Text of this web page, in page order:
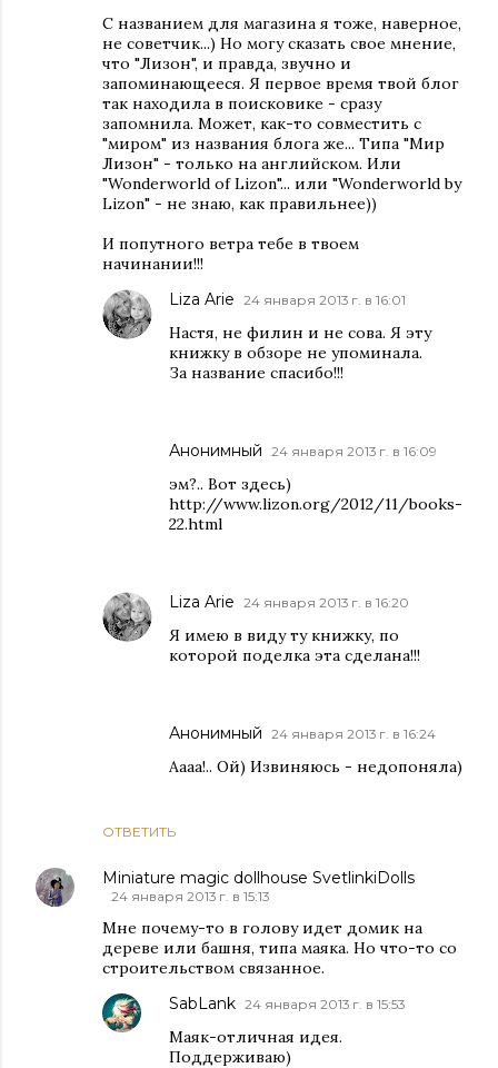
С названием для магазина я тоже, наверное,
не советчик...) Но могу сказать свое мнение,
что "Лизон", и правда, звучно и
запоминающееся. Я первое время твой блог
так находила в поисковике - сразу
запомнила. Может, как-то совместить с
"миром" из названия блога же... Типа "Мир
Лизон" - только на английском. Или
"Wonderworld of Lizon"... или "Wonderworld by
Lizon" - не знаю, как правильнее))
И попутного ветра тебе в твоем
начинании!!!
ОТВЕТИТЬ
Liza Arie 24 января 2013 г. в 16:01
Настя, не филин и не сова. Я эту
книжку в обзоре не упоминала.
За название спасибо!!!
Анонимный 24 января 2013 г. в 16:09
эм?.. Вот здесь)
http://www.lizon.org/2012/11/books-
22.html
Liza Arie 24 января 2013 г. в 16:20
Я имею в виду ту книжку, по
которой поделка эта сделана!!!
Анонимный 24 января 2013 г. в 16:24
Аааа!.. Ой) Извиняюсь - недопоняла)
Miniature magic dollhouse SvetlinkiDolls
24 января 2013 г. в 15:13
Мне почему-то в голову идет домик на
дереве или башня, типа маяка. Но что-то со
строительством связанное.
SabLank 24 января 2013 г. в 15:53
Маяк-отличная идея.
Поддерживаю)